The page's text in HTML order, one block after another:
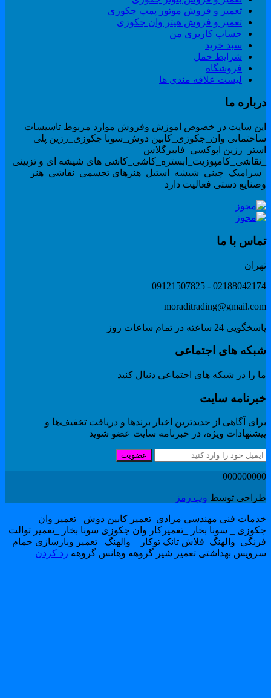
تعمیر و فروش موتور پمپ جکوزی
تعمیر و فروش هیتر وان جکوزی
حساب کاربری من
سبد خرید
شرایط حمل
فروشگاه
لیست علاقه مندی ها
ما
سایت در خصوص اموزش وفروش موارد مربوط تاسیسات
وان_جکوزی_کابین دوش_سونا جکوزی_رزین پلی
اپوکسی_فایبرگلاس
های شیشه ای و تزیینی
تجسمی_نقاشی_هنر
دستی فعالیت دارد
با ما
02188042174 -
24 ساعته در تمام ساعات روز
های اجتماعی
را در شبکه های اجتماعی دنبال کنید
سایت
آگاهی از جدیدترین اخبار برندها و دریافت تخفیف‌ها و
ویژه، در خبرنامه سایت عضو شوید
عضویت
توسطوب رمز
فنی مهندسی مرادی–تعمیر کابین دوش _تعمیر وان _
_ سونا بخار _تعمیرکار وان جکوزی سونا بخار _تعمیر توالت
تانک توکار _ والهنگ _تعمیر وبازسازی حمام
بهداشتی تعمیر شیر گروهه وهانس گروههرد کردن